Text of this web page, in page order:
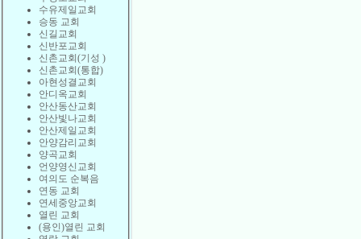
수유제일교회
승동 교회
신길교회
신반포교회
신촌교회(기성 )
신촌교회(통합)
아현성결교회
안디옥교회
안산동산교회
안산빛나교회
안산제일교회
안양감리교회
양곡교회
언양영신교회
여의도 순복음
연동 교회
연세중앙교회
열린 교회
(용인)열린 교회